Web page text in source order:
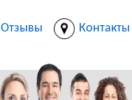
Отзывы Контакты